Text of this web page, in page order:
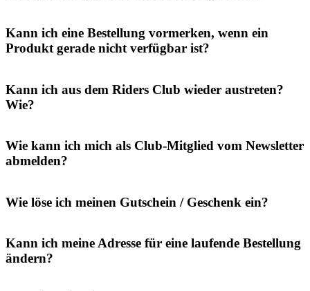
Kann ich eine Bestellung vormerken, wenn ein
Produkt gerade nicht verfügbar ist?
Kann ich aus dem Riders Club wieder austreten?
Wie?
Wie kann ich mich als Club-Mitglied vom Newsletter
abmelden?
Wie löse ich meinen Gutschein / Geschenk ein?
Kann ich meine Adresse für eine laufende Bestellung
ändern?